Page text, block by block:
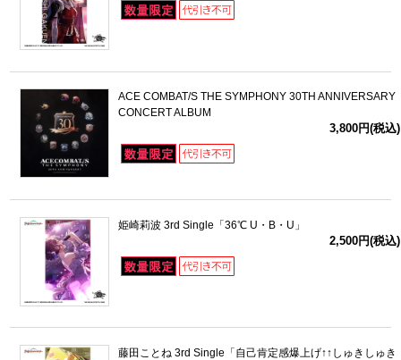
ACE COMBAT/S THE SYMPHONY 30TH ANNIVERSARY
CONCERT ALBUM
3,800円(税込)
姫崎莉波 3rd Single「36℃ U・B・U」
2,500円(税込)
藤田ことね 3rd Single「自己肯定感爆上げ↑↑しゅきしゅき